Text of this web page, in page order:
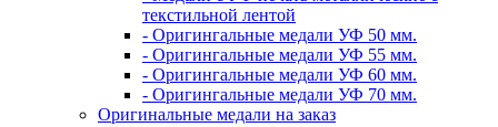
текстильной лентой
- Оригингальные медали УФ 50 мм.
- Оригингальные медали УФ 55 мм.
- Оригингальные медали УФ 60 мм.
- Оригингальные медали УФ 70 мм.
Оригинальные медали на заказ